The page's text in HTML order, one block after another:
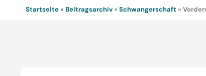
Startseite » Beitragsarchiv » Schwangerschaft »